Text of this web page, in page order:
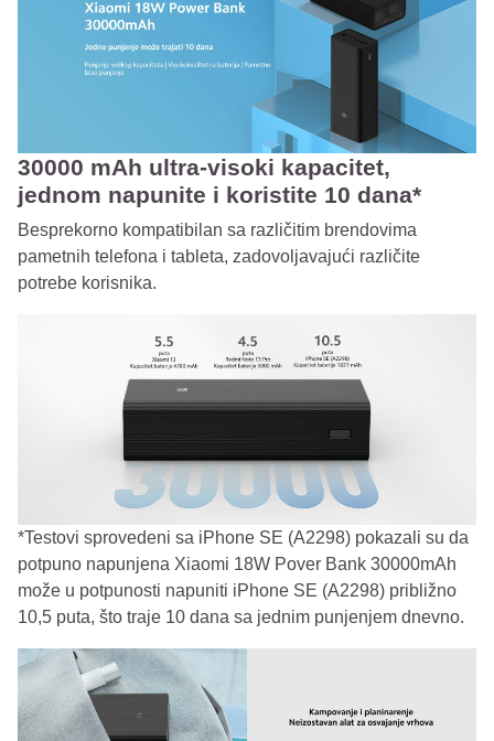
30000 mAh ultra-visoki kapacitet,
jednom napunite i koristite 10 dana*
Besprekorno kompatibilan sa različitim brendovima
pametnih telefona i tableta, zadovoljavajući različite
potrebe korisnika.
*Testovi sprovedeni sa iPhone SE (A2298) pokazali su da
potpuno napunjena Xiaomi 18W Pover Bank 30000mAh
može u potpunosti napuniti iPhone SE (A2298) približno
10,5 puta, što traje 10 dana sa jednim punjenjem dnevno.